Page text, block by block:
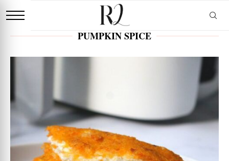
PUMPKIN SPICE